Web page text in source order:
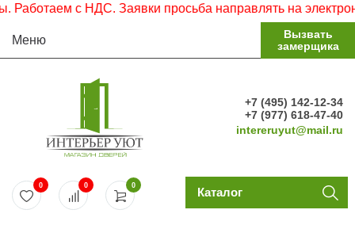
с НДС. Заявки просьба направлять на
Меню
Вызвать
замерщика
+7 (495) 142-12-34
+7 (977) 618-47-40
intereruyut@mail.ru
0
0 0 Каталог